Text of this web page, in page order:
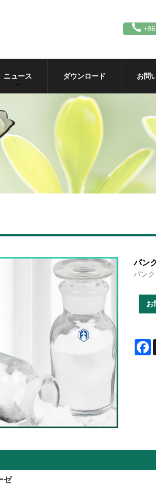
ニュース ダウンロード お問
パン
パン
お
ゼ